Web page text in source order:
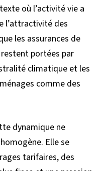
où l’activité vie a
l’attractivité des
les assurances de
portées par
climatique et les
comme des
dynamique ne
Elle se
tarifaires, des